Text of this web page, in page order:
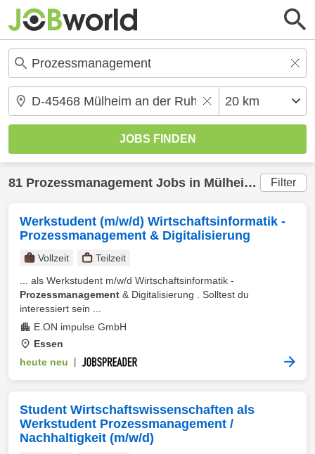
81 Prozessmanagement Jobs in Mülheim an der Ruhr Filter
Werkstudent (m/w/d) Wirtschaftsinformatik -
Prozessmanagement & Digitalisierung
Vollzeit
Teilzeit
... als Werkstudent m/w/d Wirtschaftsinformatik -
Prozessmanagement & Digitalisierung . Solltest du
interessiert sein ...
E.ON impulse GmbH
Essen
heute neu
Student Wirtschaftswissenschaften als
Werkstudent Prozessmanagement /
Nachhaltigkeit (m/w/d)